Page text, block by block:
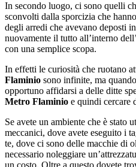
In secondo luogo, ci sono quelli
sconvolti dalla sporcizia che
degli arredi che avevano deposti in
nuovamente il tutto all’interno
con una semplice scopa.
In effetti le curiosità che ruotano
Flaminio sono infinite, ma
opportuno affidarsi a delle ditte
Metro Flaminio e quindi cercare
Se avete un ambiente che è stato
meccanici, dove avete eseguito i
te, dove ci sono delle macchie di
necessario noleggiare